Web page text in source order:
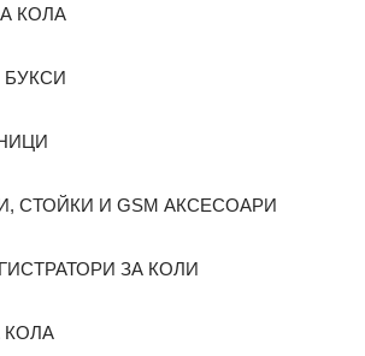
КОЛА
БУКСИ
СТОЙКИ И GSM АКСЕСОАРИ
ЗА КОЛИ
КОЛА